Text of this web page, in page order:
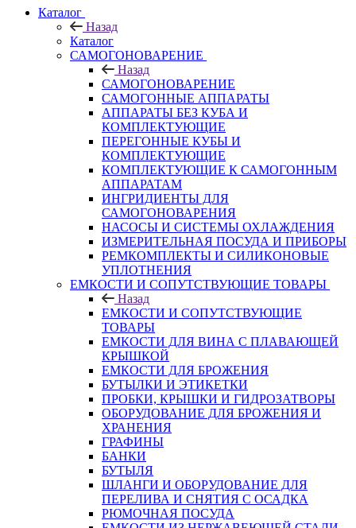
Каталог
Назад
Каталог
САМОГОНОВАРЕНИЕ
Назад
САМОГОНОВАРЕНИЕ
САМОГОННЫЕ АППАРАТЫ
АППАРАТЫ БЕЗ КУБА И
КОМПЛЕКТУЮЩИЕ
ПЕРЕГОННЫЕ КУБЫ И
КОМПЛЕКТУЮЩИЕ
КОМПЛЕКТУЮЩИЕ К САМОГОННЫМ
АППАРАТАМ
ИНГРИДИЕНТЫ ДЛЯ
САМОГОНОВАРЕНИЯ
НАСОСЫ И СИСТЕМЫ ОХЛАЖДЕНИЯ
ИЗМЕРИТЕЛЬНАЯ ПОСУДА И ПРИБОРЫ
РЕМКОМПЛЕКТЫ И СИЛИКОНОВЫЕ
УПЛОТНЕНИЯ
ЕМКОСТИ И СОПУТСТВУЮЩИЕ ТОВАРЫ
Назад
ЕМКОСТИ И СОПУТСТВУЮЩИЕ
ТОВАРЫ
ЕМКОСТИ ДЛЯ ВИНА С ПЛАВАЮЩЕЙ
КРЫШКОЙ
ЕМКОСТИ ДЛЯ БРОЖЕНИЯ
БУТЫЛКИ И ЭТИКЕТКИ
ПРОБКИ, КРЫШКИ И ГИДРОЗАТВОРЫ
ОБОРУДОВАНИЕ ДЛЯ БРОЖЕНИЯ И
ХРАНЕНИЯ
ГРАФИНЫ
БАНКИ
БУТЫЛЯ
ШЛАНГИ И ОБОРУДОВАНИЕ ДЛЯ
ПЕРЕЛИВА И СНЯТИЯ С ОСАДКА
РЮМОЧНАЯ ПОСУДА